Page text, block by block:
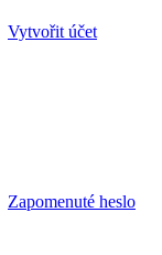
Vytvořit účet
Zapomenuté heslo